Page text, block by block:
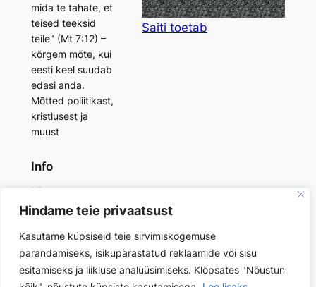
Hindame teie privaatsust
Kasutame küpsiseid teie sirvimiskogemuse
parandamiseks, isikupärastatud reklaamide või sisu
esitamiseks ja liikluse analüüsimiseks. Klõpsates "Nõustun
Saititoetab
mida te tahate, et
teised teeksid
teile" (Mt 7:12) –
kõrgem mõte, kui
eesti keel suudab
edasi anda.
Mõtted poliitikast,
kristlusest ja
muust
Info
Minust
Saidi toetaja
Kontakt
Privaatsuspoliitika